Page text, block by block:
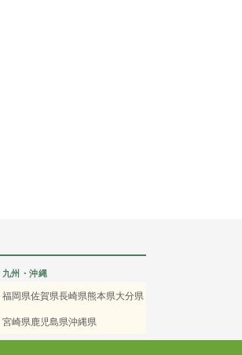
九州・沖縄
福岡県佐賀県長崎県熊本県大分県
宮崎県鹿児島県沖縄県